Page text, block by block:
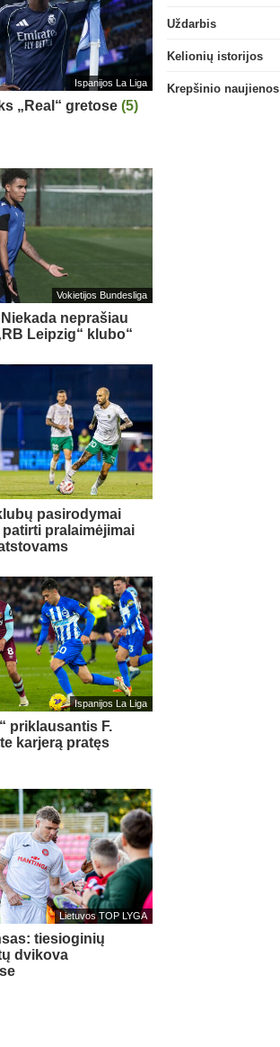
Ispanijos La Liga
„Real“ gretose (5)
Vokietijos Bundesliga
neprašiau
Leipzig“ klubo“
pasirodymai
pralaimėjimai
Ispanijos La Liga
priklausantis F.
karjerą pratęs
Lietuvos TOP LYGA
tiesioginių
dvikova
Uždarbis
Kelionių istorijos
Krepšinio naujienos